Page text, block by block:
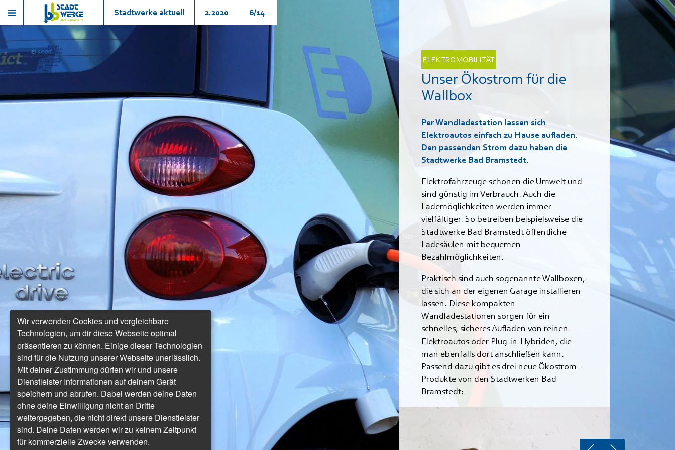
Stadtwerke aktuell 2.2020 6/14
ELEKTROMOBILITÄT
Unser Ökostrom für die
Wallbox
Per Wandladestation lassen sich
Elektroautos einfach zu Hause aufladen.
Den passenden Strom dazu haben die
Stadtwerke Bad Bramstedt.
Elektrofahrzeuge schonen die Umwelt und
sind günstig im Verbrauch. Auch die
Lademöglichkeiten werden immer
vielfältiger. So betreiben beispielsweise die
Stadtwerke Bad Bramstedt öffentliche
Ladesäulen mit bequemen
Bezahlmöglichkeiten.
Praktisch sind auch sogenannte Wallboxen,
die sich an der eigenen Garage installieren
lassen. Diese kompakten
Wandladestationen sorgen für ein
schnelles, sicheres Aufladen von reinen
Elektroautos oder Plug-in-Hybriden, die
man ebenfalls dort anschließen kann.
Passend dazu gibt es drei neue Ökostrom-
Produkte von den Stadtwerken Bad
Bramstedt:
Wir verwenden Cookies und vergleichbare
Technologien, um dir diese Webseite optimal
präsentieren zu können. Einige dieser Technologien
sind für die Nutzung unserer Webseite unerlässlich.
Mit deiner Zustimmung dürfen wir und unsere
Dienstleister Informationen auf deinem Gerät
speichern und abrufen. Dabei werden deine Daten
ohne deine Einwilligung nicht an Dritte
weitergegeben, die nicht direkt unsere Dienstleister
sind. Deine Daten werden wir zu keinem Zeitpunkt
für kommerzielle Zwecke verwenden.